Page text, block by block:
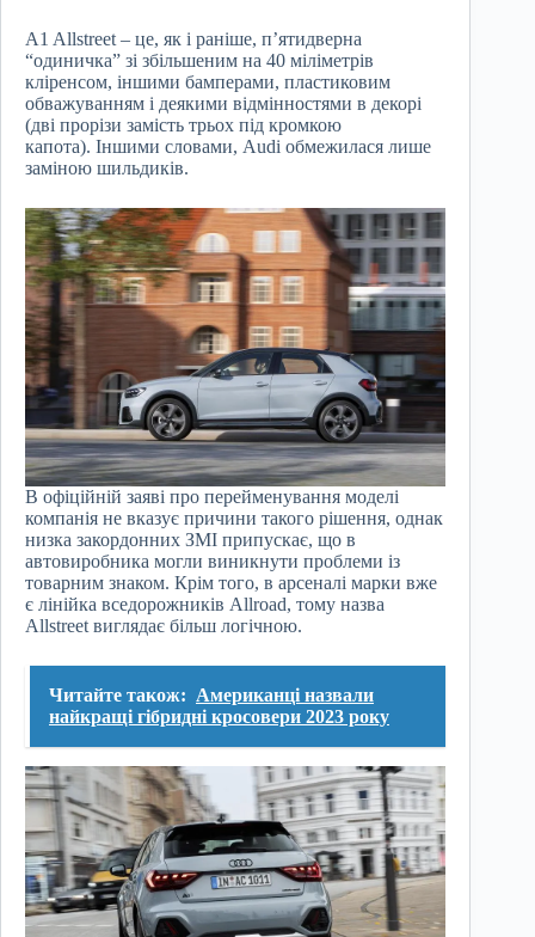
A1 Allstreet – це, як і раніше, п’ятидверна
“одиничка” зі збільшеним на 40 міліметрів
кліренсом, іншими бамперами, пластиковим
обважуванням і деякими відмінностями в декорі
(дві прорізи замість трьох під кромкою
капота). Іншими словами, Audi обмежилася лише
заміною шильдиків.
В офіційній заяві про перейменування моделі
компанія не вказує причини такого рішення, однак
низка закордонних ЗМІ припускає, що в
автовиробника могли виникнути проблеми із
товарним знаком. Крім того, в арсеналі марки вже
є лінійка вседорожників Allroad, тому назва
Allstreet виглядає більш логічною.
Читайте також: Американці назвали
найкращі гібридні кросовери 2023 року